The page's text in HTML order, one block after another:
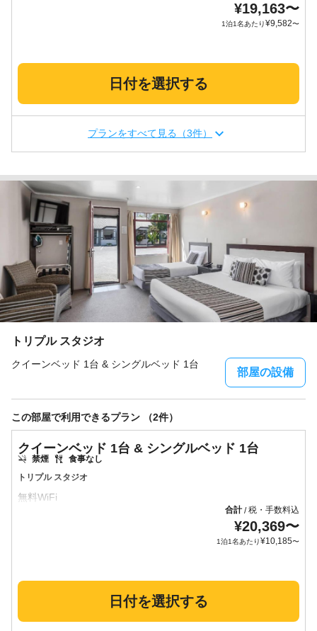
¥19,163〜
1泊1名あたり¥9,582〜
日付を選択する
プランをすべて見る（3件）
トリプル スタジオ
クイーンベッド 1台 & シングルベッド 1台
部屋の設備
この部屋で利用できるプラン （2件）
トリプル スタジオ
禁煙 食事なし
クイーンベッド 1台 & シングルベッド 1台
合計/税・手数料込
¥20,369〜
1泊1名あたり¥10,185〜
日付を選択する